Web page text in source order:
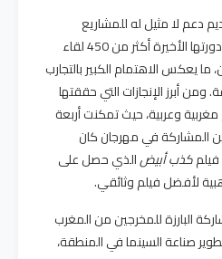
دعم لا مثيل له للمشاريع
السينمائية، إذ استضافت خلال دورتها الأخيرة أكثر من 450 لقاء
يعكس الاهتمام الكبير بالتجارب
ومن أبرز الإنجازات التي حققتها
وعربية، حيث تمكنت أربعة
المشاركة في مهرجان كان
كذب أبيضالذي حصل على
لأفضل فيلم وثائقي​.
البارزة للمخرجين من المغرب
صناعة السينما في المنطقة،